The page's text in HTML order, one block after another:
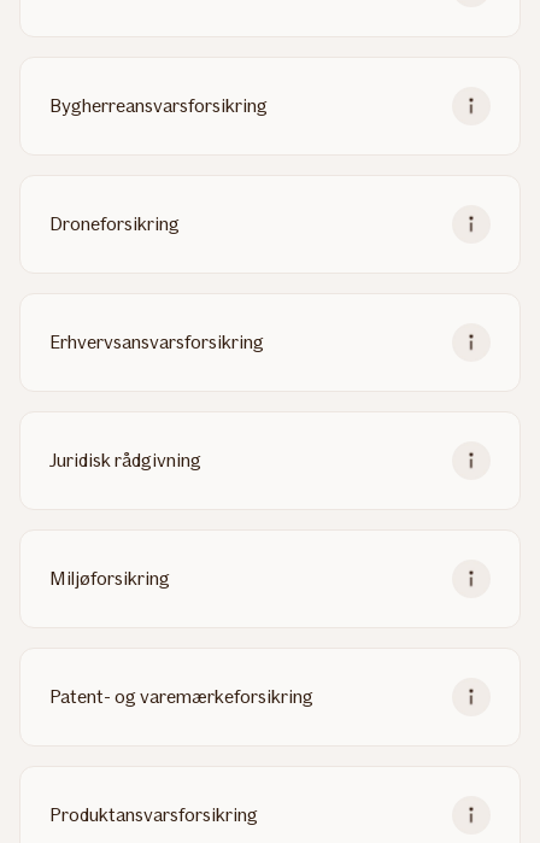
Bygherreansvarsforsikring
Droneforsikring
Erhvervsansvarsforsikring
Juridisk rådgivning
Miljøforsikring
Patent- og varemærkeforsikring
Produktansvarsforsikring